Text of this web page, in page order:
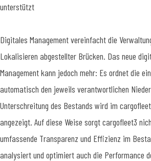
unterstützt
Digitales Management vereinfacht die
Lokalisieren abgestellter Brücken. Das neue
Management kann jedoch mehr: Es ordnet die
automatisch den jeweils verantwortlichen
Unterschreitung des Bestands wird im
angezeigt. Auf diese Weise sorgt cargofleet3
umfassende Transparenz und Effizienz im
analysiert und optimiert auch die Performance